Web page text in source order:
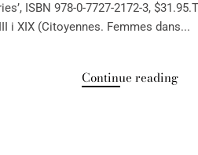
ISBN 978-0-7727-2172-3,
i XIX (Citoyennes. Femmes dans...
Continue reading